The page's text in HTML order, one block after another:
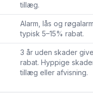
tillæg.
Alarm, lås og
typisk 5–15% rabat.
3 år uden skader
rabat. Hyppige
tillæg eller afvisning.